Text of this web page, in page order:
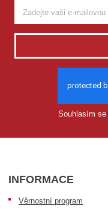
Souhlasím se
INFORMACE
Věrnostní program